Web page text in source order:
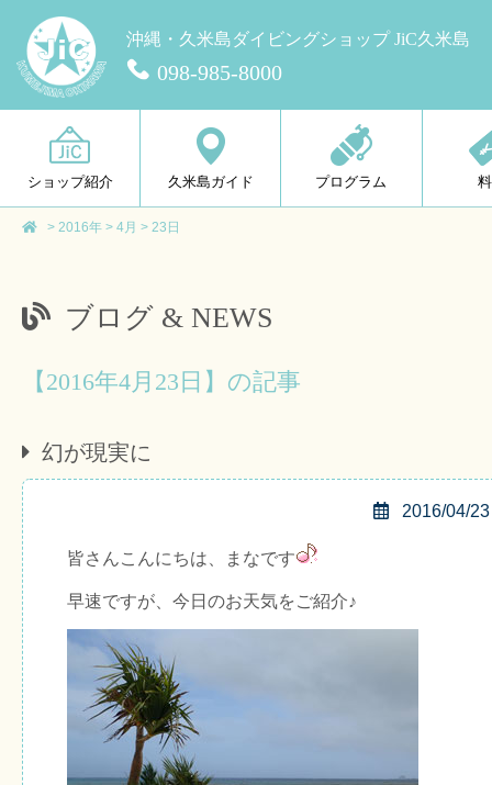
沖縄・久米島ダイビングショップ JiC久米島
098-985-8000
ショップ紹介 久米島ガイド プログラム
> 2016年 > 4月 > 23日
ブログ & NEWS
【2016年4月23日】の記事
幻が現実に
2016/04/23
皆さんこんにちは、まなです
早速ですが、今日のお天気をご紹介♪